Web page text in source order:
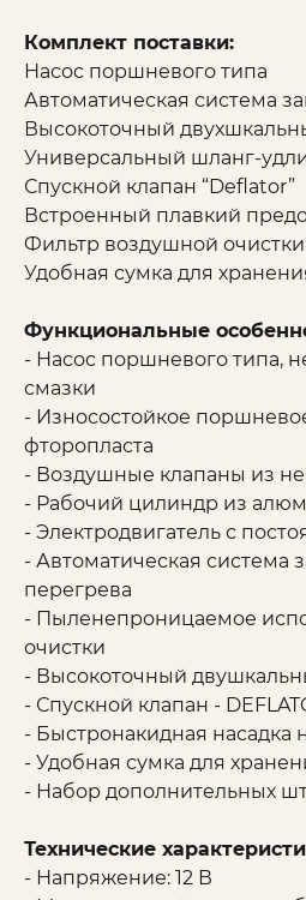
Комплект поставки:
Насос поршневого типа
Автоматическая система
Высокоточный
Универсальный шланг-
Спускной клапан “Deflator”
Встроенный плавкий
Фильтр воздушной очистки
Удобная сумка для
Функциональные
- Насос поршневого типа,
смазки
- Износостойкое
фторопласта
- Воздушные клапаны из
- Рабочий цилиндр из
- Электродвигатель с
- Автоматическая система
перегрева
- Пыленепроницаемое
очистки
- Высокоточный
- Спускной клапан -
- Быстронакидная насадка
- Удобная сумка для
- Набор дополнительных
Технические
- Напряжение: 12 В